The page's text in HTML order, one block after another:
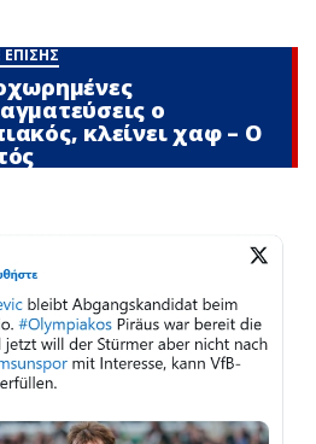
ΕΠΙΣΗΣ
ο
κλείνει χαφ – Ο